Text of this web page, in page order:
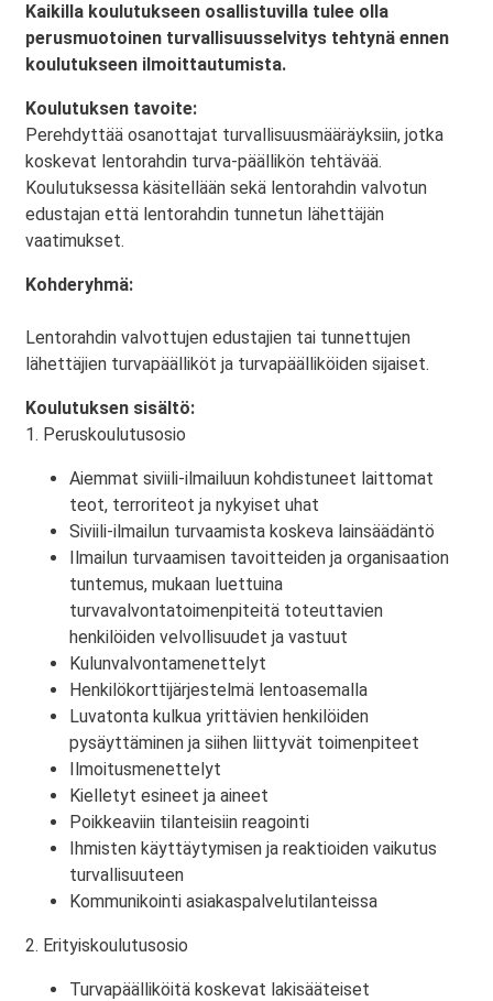
Kaikilla koulutukseen osallistuvilla tulee olla
perusmuotoinen turvallisuusselvitys tehtynä ennen
koulutukseen ilmoittautumista.
Koulutuksen tavoite:
Perehdyttää osanottajat turvallisuusmääräyksiin, jotka
koskevat lentorahdin turva-päällikön tehtävää.
Koulutuksessa käsitellään sekä lentorahdin valvotun
edustajan että lentorahdin tunnetun lähettäjän
vaatimukset.
Kohderyhmä:
Lentorahdin valvottujen edustajien tai tunnettujen
lähettäjien turvapäälliköt ja turvapäälliköiden sijaiset.
Koulutuksen sisältö:
1. Peruskoulutusosio
Aiemmat siviili-ilmailuun kohdistuneet laittomat
teot, terroriteot ja nykyiset uhat
Siviili-ilmailun turvaamista koskeva lainsäädäntö
Ilmailun turvaamisen tavoitteiden ja organisaation
tuntemus, mukaan luettuina
turvavalvontatoimenpiteitä toteuttavien
henkilöiden velvollisuudet ja vastuut
Kulunvalvontamenettelyt
Henkilökorttijärjestelmä lentoasemalla
Luvatonta kulkua yrittävien henkilöiden
pysäyttäminen ja siihen liittyvät toimenpiteet
Ilmoitusmenettelyt
Kielletyt esineet ja aineet
Poikkeaviin tilanteisiin reagointi
Ihmisten käyttäytymisen ja reaktioiden vaikutus
turvallisuuteen
Kommunikointi asiakaspalvelutilanteissa
2. Erityiskoulutusosio
Turvapäälliköitä koskevat lakisääteiset